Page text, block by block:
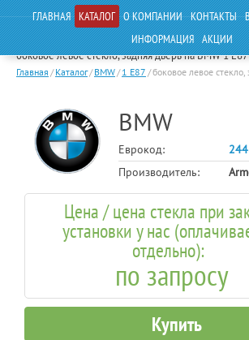
ГЛАВНАЯ КАТАЛОГ О КОМПАНИИ КОНТАКТЫ
ИНФОРМАЦИЯ АКЦИИ
боковое левое стекло, задняя дверь на BMW 1
Главная / Каталог/ BMW/ 1 E87 /боковое левое стекло,
BMW
Еврокод:
Производитель:
Цена / цена стекла при
установки у нас
отдельно):
по запросу
Купить